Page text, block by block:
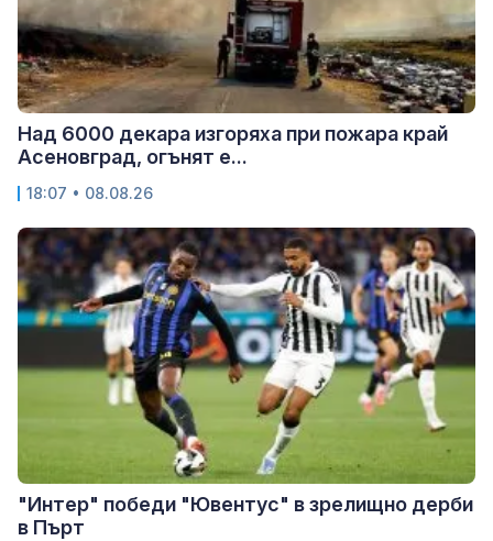
Над 6000 декара изгоряха при пожара край
Асеновград, огънят е...
18:07 • 08.08.26
"Интер" победи "Ювентус" в зрелищно дерби
в Пърт